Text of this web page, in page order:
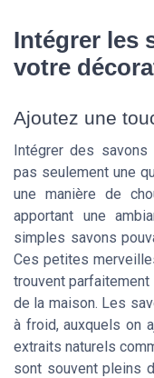
Intégrer les
votre
Ajoutez une
Intégrer des savons
pas seulement une
une manière de
apportant une
simples savons
Ces petites
trouvent
de la maison. Les
à froid, auxquels on
extraits naturels
sont souvent pleins